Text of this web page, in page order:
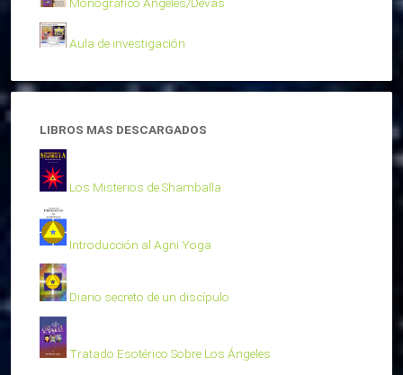
Aula de investigación
LIBROS MAS DESCARGADOS
Los Misterios de Shamballa
Introducción al Agni Yoga
Diario secreto de un discípulo
Tratado Esotérico Sobre Los Ángeles